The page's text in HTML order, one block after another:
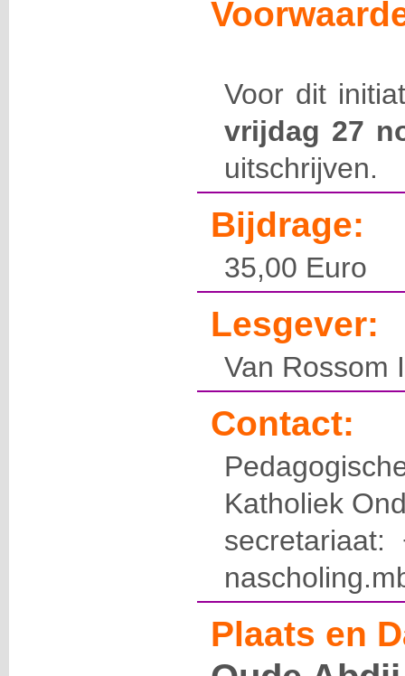
Voor dit
vrijdag 27
uitschrijven.
Bijdrage:
35,00 Euro
Lesgever:
Van Rossom
Contact:
Katholiek
Plaats en